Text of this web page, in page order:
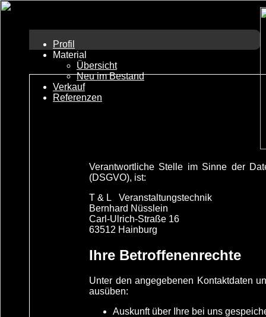
Verantwortliche Stelle im Sinne der
(DSGVO), ist:
T & L Veranstaltungstechnik
Bernhard Nüsslein
Carl-Ulrich-Straße 16
63512 Hainburg
Ihre Betroffenenrechte
Unter den angegebenen Kontaktdaten
ausüben:
Auskunft über Ihre bei uns
Profil
Material
Übersicht
Neu im Bestand
Verkauf
Referenzen